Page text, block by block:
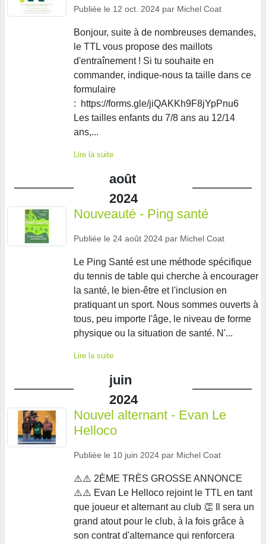
Publiée le 12 oct. 2024 par Michel Coat
Bonjour, suite à de nombreuses demandes,
le TTL vous propose des maillots
d'entraînement ! Si tu souhaite en
commander, indique-nous ta taille dans ce
formulaire
: https://forms.gle/jiQAKKh9F8jYpPnu6
Les tailles enfants du 7/8 ans au 12/14
ans,...
Lire la suite
août
2024
Nouveauté - Ping santé
Publiée le 24 août 2024 par Michel Coat
Le Ping Santé est une méthode spécifique
du tennis de table qui cherche à encourager
la santé, le bien-être et l'inclusion en
pratiquant un sport. Nous sommes ouverts à
tous, peu importe l'âge, le niveau de forme
physique ou la situation de santé. N'...
Lire la suite
juin
2024
Nouvel alternant - Evan Le
Helloco
Publiée le 10 juin 2024 par Michel Coat
⚠️⚠️ 2ÈME TRÈS GROSSE ANNONCE
⚠️⚠️ Evan Le Helloco rejoint le TTL en tant
que joueur et alternant au club 👏 Il sera un
grand atout pour le club, à la fois grâce à
son contrat d'alternance qui renforcera